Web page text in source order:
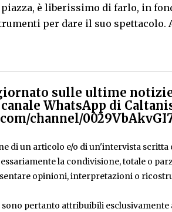
è liberissimo di farlo, in
per dare il suo spettacolo.
sulle ultime
WhatsApp di
channel/
di un articolo e/o di un'intervista scritta
la condivisione, totale o
opinioni, interpretazioni o
pertanto attribuibili esclusivamente